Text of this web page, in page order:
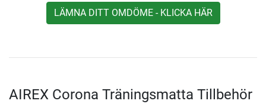
LÄMNA DITT OMDÖME - KLICKA HÄR
AIREX Corona Träningsmatta Tillbehör